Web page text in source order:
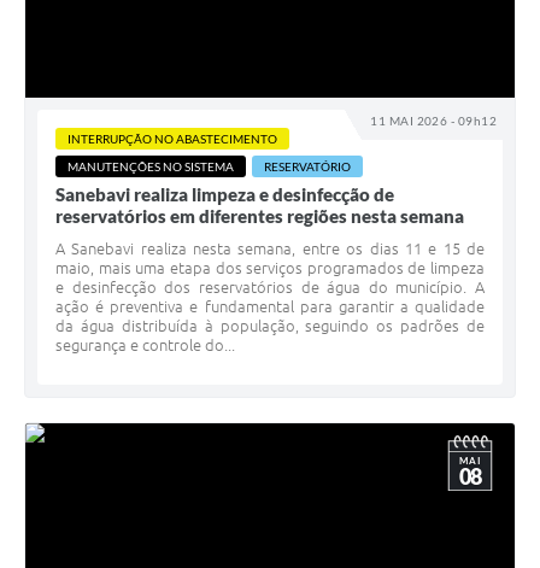
11 MAI 2026 - 09h12
INTERRUPÇÃO NO ABASTECIMENTO
MANUTENÇÕES NO SISTEMA
RESERVATÓRIO
Sanebavi realiza limpeza e desinfecção de
reservatórios em diferentes regiões nesta semana
A Sanebavi realiza nesta semana, entre os dias 11 e 15 de
maio, mais uma etapa dos serviços programados de limpeza
e desinfecção dos reservatórios de água do município. A
ação é preventiva e fundamental para garantir a qualidade
da água distribuída à população, seguindo os padrões de
segurança e controle do...
MAI
08